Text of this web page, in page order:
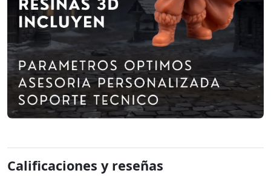
Calificaciones y reseñas